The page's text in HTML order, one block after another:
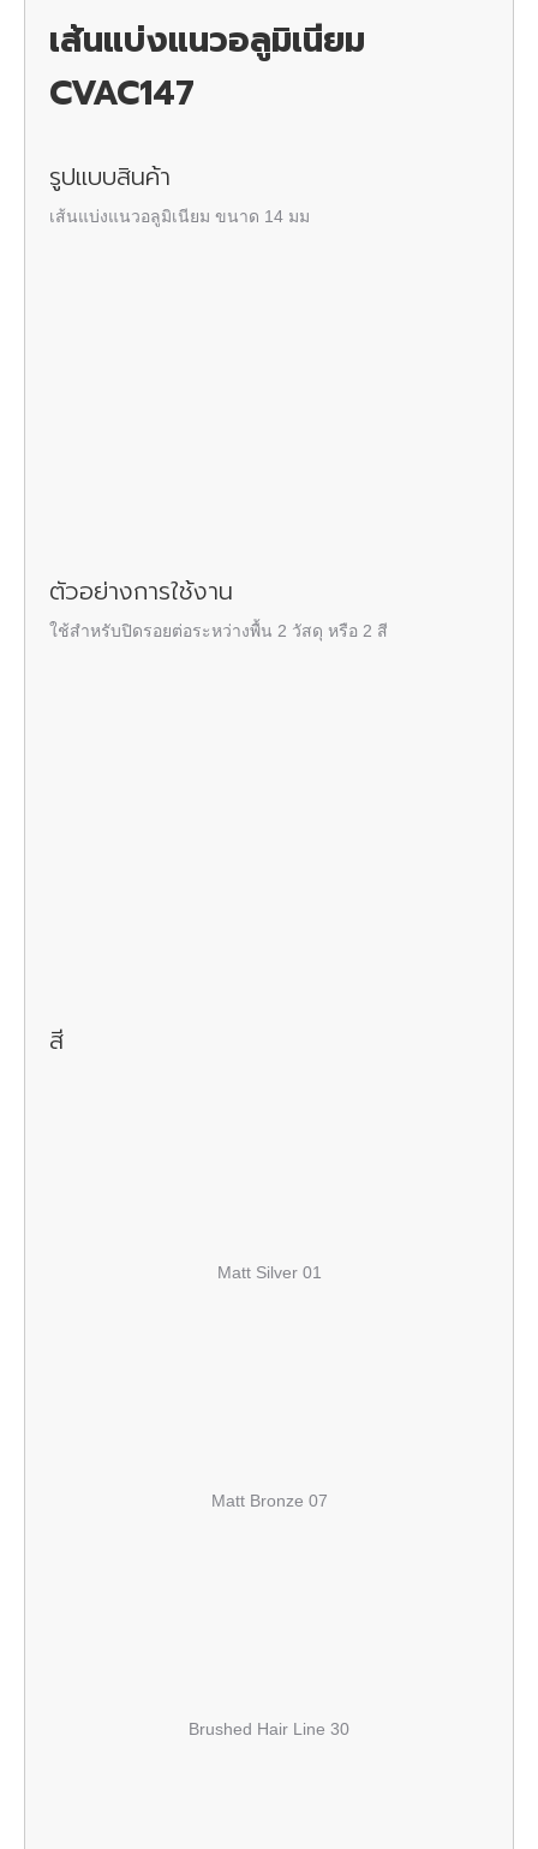
เส้นแบ่งแนวอลูมิเนียม
CVAC147
รูปแบบสินค้า
เส้นแบ่งแนวอลูมิเนียม ขนาด 14 มม
ตัวอย่างการใช้งาน
ใช้สำหรับปิดรอยต่อระหว่างพื้น 2 วัสดุ หรือ 2 สี
สี
Matt Silver 01
Matt Bronze 07
Brushed Hair Line 30